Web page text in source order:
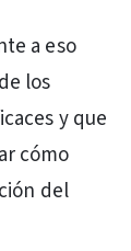
a eso
los
y que
cómo
del